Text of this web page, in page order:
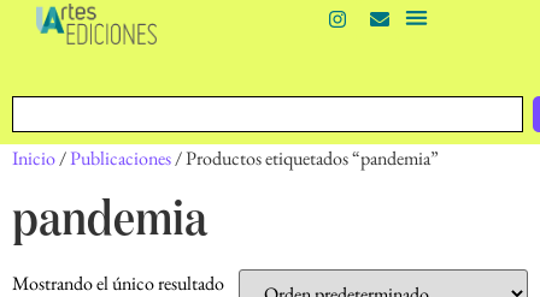
Inicio/Publicaciones/ Productos etiquetados “pandemia”
pandemia
Mostrando el único resultado